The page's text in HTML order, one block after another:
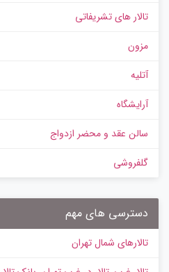
تالار های تشریفاتی
مزون
آتلیه
آرایشگاه
سالن عقد و محضر ازدواج
گلفروشی
دسترسی های مهم
تالارهای شمال تهران